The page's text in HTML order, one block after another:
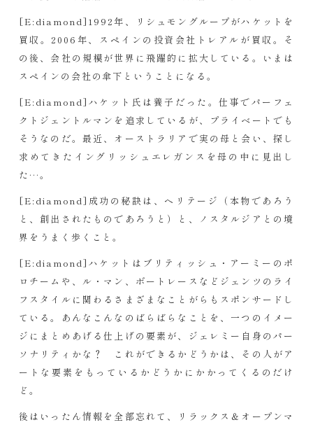
[E:diamond]1992年、リシュモングループがハケットを
買収。2006年、スペインの投資会社トレアルが買収。そ
の後、会社の規模が世界に飛躍的に拡大している。いまは
スペインの会社の傘下ということになる。
[E:diamond]ハケット氏は養子だった。仕事でパーフェ
クトジェントルマンを追求しているが、プライベートでも
そうなのだ。最近、オーストラリアで実の母と会い、探し
求めてきたイングリッシュエレガンスを母の中に見出し
た…。
[E:diamond]成功の秘訣は、ヘリテージ（本物であろう
と、創出されたものであろうと）と、ノスタルジアとの境
界をうまく歩くこと。
[E:diamond]ハケットはブリティッシュ・アーミーのポ
ロチームや、ル・マン、ボートレースなどジェンツのライ
フスタイルに関わるさまざまなことがらもスポンサードし
ている。あんなこんなのばらばらなことを、一つのイメー
ジにまとめあげる仕上げの要素が、ジェレミー自身のパー
ソナリティかな？ これができるかどうかは、その人がア
ートな要素をもっているかどうかにかかってくるのだけ
ど。
後はいったん情報を全部忘れて、リラックス＆オープンマ